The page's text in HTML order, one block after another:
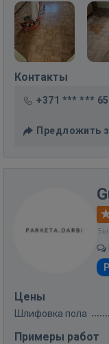
Контакты
+371 *** *** 65
Предложить
Цены
Шлифовка пола
Примеры работ